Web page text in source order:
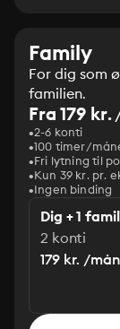
Family
For dig som
familien.
Fra 179 kr./
2-6 konti
100 timer/
Fri lytning til
Kun 39 kr. pr.
Ingen binding
Dig + 1
2 konti
179 kr. /